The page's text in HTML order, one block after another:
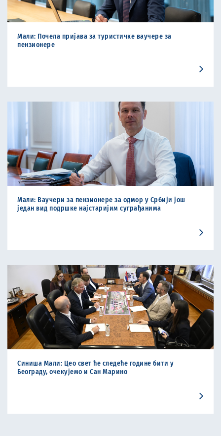
Мали: Почела пријава за туристичке ваучере за
пензиoнере
Мали: Ваучери за пензионере за одмор у Србији још
један вид подршке најстаријим суграђанима
Синиша Мали: Цео свет ће следеће године бити у
Београду, очекујемо и Сан Марино